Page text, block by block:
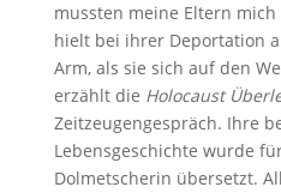
mussten meine Eltern
hielt bei ihrer Deportation
Arm, als sie sich auf den
erzählt die Holocaust
Zeitzeugengespräch. Ihre
Lebensgeschichte wurde
Dolmetscherin übersetzt.